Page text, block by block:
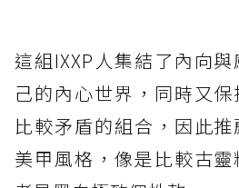
這組IXXP人集結了內向
己的內心世界，同時又
比較矛盾的組合，因此
美甲風格，像是比較古